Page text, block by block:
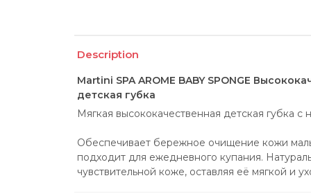
Description
Martini SPA AROME BABY SPONGE
детская губка
Мягкая высококачественная детская губка
Обеспечивает бережное очищение кожи
подходит для ежедневного купания.
чувствительной коже, оставляя её мягкой и